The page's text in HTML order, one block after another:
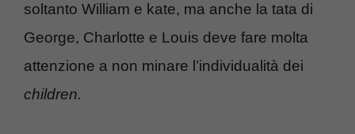
soltanto William e kate, ma anche la tata di
George, Charlotte e Louis deve fare molta
attenzione a non minare l’individualità dei
children.